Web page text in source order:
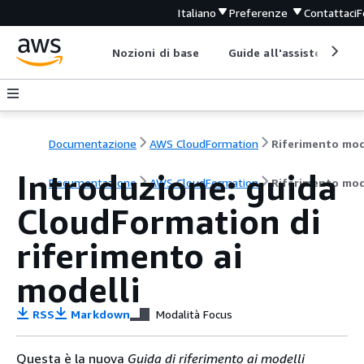
Italiano Preferenze Contattaci
Nozioni di base Guide all'assistenza
Documentazione AWS CloudFormation
Documentazione AWS CloudFormation Riferimento
Introduzione: guida
CloudFormation di
riferimento ai
modelli
RSS Markdown Modalità Focus
Questa è la nuova Guida di riferimento ai modelli